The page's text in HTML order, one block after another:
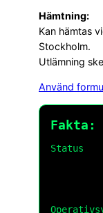
Hämtning:
Kan hämtas
Stockholm.
Utlämning
Använd
Fakta:
Status